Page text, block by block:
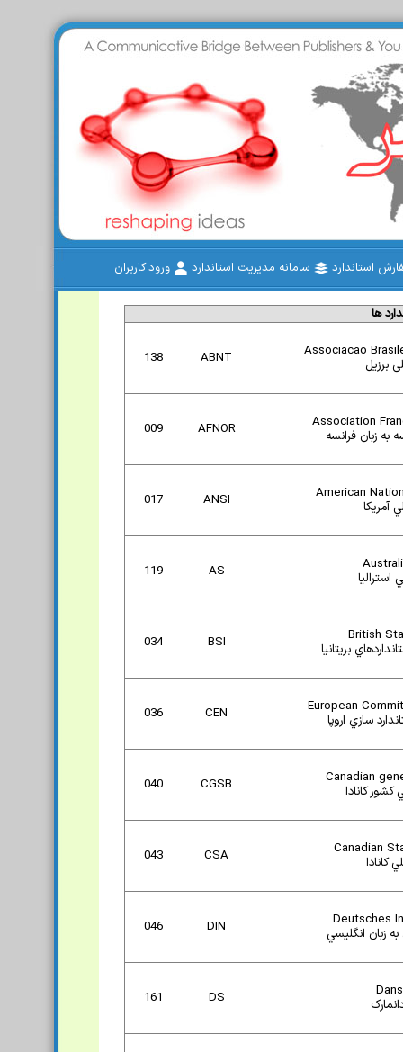
استاندارد سامانه مدیریت استاندارد ورود کاربران
ها
138 ABNT
Associacao
برزیل
009 AFNOR
Association
به زبان فرانسه
017 ANSI
American
آمريکا
119 AS
استراليا
034 BSI
British
بريتانيا
036 CEN
European
سازي اروپا
040 CGSB
Canadian
کانادا
043 CSA
Canadian
کانادا
046 DIN
Deutsches
زبان انگليسي
161 DS